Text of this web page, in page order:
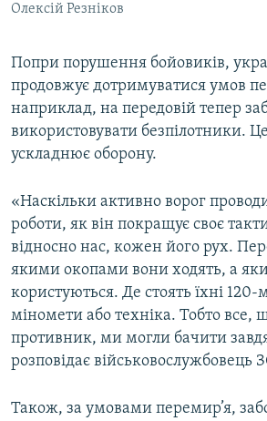
Олексій Резніков
Попри порушення бойовиків,
продовжує дотримуватися умов
наприклад, на передовій тепер
використовувати безпілотники.
ускладнює оборону.
«Наскільки активно ворог
роботи, як він покращує своє
відносно нас, кожен його рух.
якими окопами вони ходять, а
користуються. Де стоять їхні 120-
міномети або техніка. Тобто все,
противник, ми могли бачити
розповідає військовослужбовець
Також, за умовами перемир’я,